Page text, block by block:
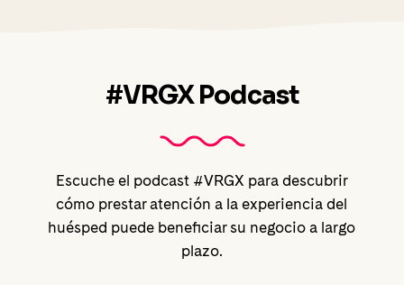
#VRGX Podcast
Escuche el podcast #VRGX para descubrir
cómo prestar atención a la experiencia del
huésped puede beneficiar su negocio a largo
plazo.